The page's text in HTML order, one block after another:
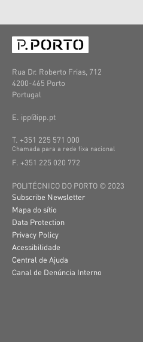
Rua Dr. Roberto Frias, 712
4200-465 Porto
Portugal
E. ipp@ipp.pt
T. +351 225 571 000
Chamada para a rede fixa nacional
F. +351 225 020 772
POLITÉCNICO DO PORTO © 2023
Subscribe Newsletter
Mapa do sítio
Data Protection
Privacy Policy
Acessibilidade
Central de Ajuda
Canal de Denúncia Interno